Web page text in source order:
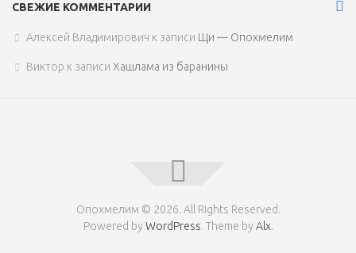
СВЕЖИЕ КОММЕНТАРИИ
Алексей Владимирович к записи Щи — Опохмелим
Виктор к записи Хашлама из баранины
Опохмелим © 2026. All Rights Reserved.
Powered by WordPress. Theme by Alx.